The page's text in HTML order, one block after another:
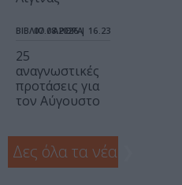
ΒΙΒΛΙΟ / ΑΡΘΡΑ
07.08.2026 | 16.23
25
αναγνωστικές
προτάσεις για
τον Αύγουστο
Δες όλα τα νέα